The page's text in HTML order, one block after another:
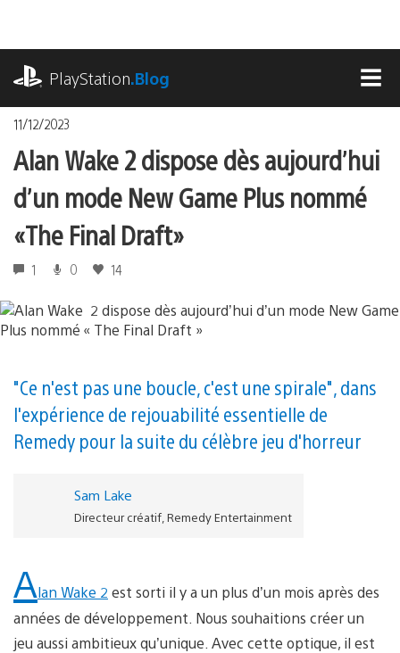
contenu
PlayStation.Blog
11/12/2023
Alan Wake 2 dispose dès aujourd’hui
d’un mode New Game Plus nommé
« The Final Draft »
1 0 14
"Ce n'est pas une boucle, c'est une spirale", dans
l'expérience de rejouabilité essentielle de
Remedy pour la suite du célèbre jeu d'horreur
Sam Lake
Directeur créatif, Remedy Entertainment
Alan Wake 2 est sorti il y a un plus d’un mois après des
années de développement. Nous souhaitions créer un
jeu aussi ambitieux qu’unique. Avec cette optique, il est